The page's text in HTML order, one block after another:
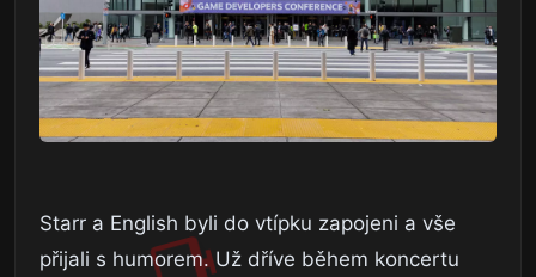
Starr a English byli do vtípku zapojeni a vše
přijali s humorem. Už dříve během koncertu